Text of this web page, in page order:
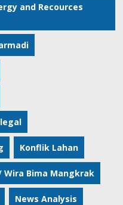
and Recources
Konflik Lahan
Wira Bima Mangkrak
News Analysis